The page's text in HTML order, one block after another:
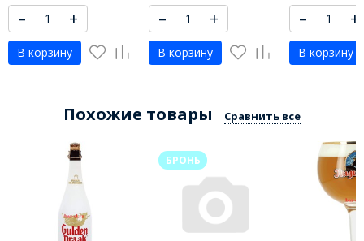
– +
В корзину
– +
В корзину
– +
В корзину
Похожие товары Сравнить все
БРОНЬ